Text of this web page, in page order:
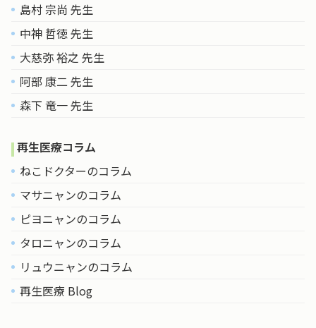
島村 宗尚 先生
中神 哲徳 先生
大慈弥 裕之 先生
阿部 康二 先生
森下 竜一 先生
再生医療コラム
ねこドクターのコラム
マサニャンのコラム
ピヨニャンのコラム
タロニャンのコラム
リュウニャンのコラム
再生医療 Blog